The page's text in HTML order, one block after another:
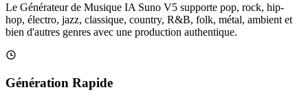
Le Générateur de Musique IA Suno V5 supporte pop, rock, hip-
hop, électro, jazz, classique, country, R&B, folk, métal, ambient et
bien d'autres genres avec une production authentique.
Génération Rapide